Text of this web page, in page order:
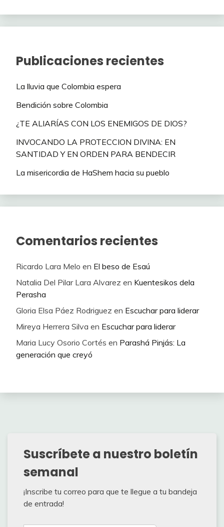
Publicaciones recientes
La lluvia que Colombia espera
Bendición sobre Colombia
¿TE ALIARÍAS CON LOS ENEMIGOS DE DIOS?
INVOCANDO LA PROTECCION DIVINA: EN
SANTIDAD Y EN ORDEN PARA BENDECIR
La misericordia de HaShem hacia su pueblo
Comentarios recientes
Ricardo Lara Melo en El beso de Esaú
Natalia Del Pilar Lara Alvarez en Kuentesikos dela
Perasha
Gloria Elsa Páez Rodriguez en Escuchar para liderar
Mireya Herrera Silva en Escuchar para liderar
Maria Lucy Osorio Cortés en Parashá Pinjás: La
generación que creyó
Suscríbete a nuestro boletín
semanal
¡Inscribe tu correo para que te llegue a tu bandeja
de entrada!